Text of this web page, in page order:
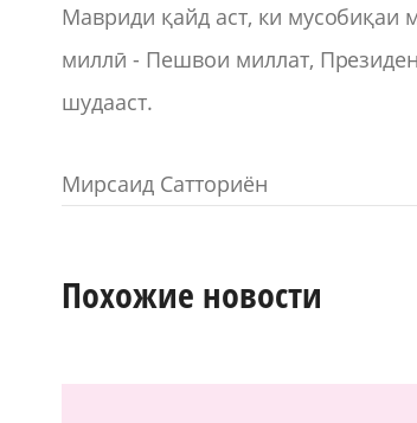
Мавриди қайд аст, ки мусобиқаи
миллӣ - Пешвои миллат,
шудааст.
Мирсаид Сатториён
Похожие новости